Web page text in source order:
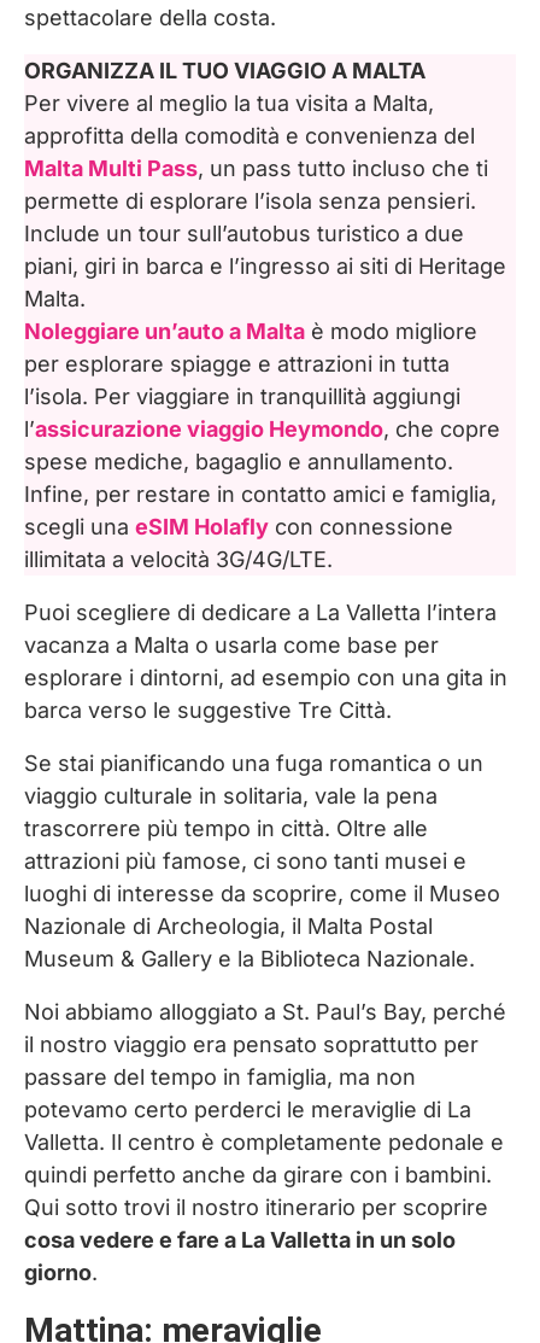
spettacolare della costa.
ORGANIZZA IL TUO VIAGGIO A MALTA
Per vivere al meglio la tua visita a Malta,
approfitta della comodità e convenienza del
Malta Multi Pass, un pass tutto incluso che ti
permette di esplorare l’isola senza pensieri.
Include un tour sull’autobus turistico a due
piani, giri in barca e l’ingresso ai siti di Heritage
Malta.
Noleggiare un’auto a Malta è modo migliore
per esplorare spiagge e attrazioni in tutta
l’isola. Per viaggiare in tranquillità aggiungi
l’assicurazione viaggio Heymondo, che copre
spese mediche, bagaglio e annullamento.
Infine, per restare in contatto amici e famiglia,
scegli una eSIM Holafly con connessione
illimitata a velocità 3G/4G/LTE.
Puoi scegliere di dedicare a La Valletta l’intera
vacanza a Malta o usarla come base per
esplorare i dintorni, ad esempio con una gita in
barca verso le suggestive Tre Città.
Se stai pianificando una fuga romantica o un
viaggio culturale in solitaria, vale la pena
trascorrere più tempo in città. Oltre alle
attrazioni più famose, ci sono tanti musei e
luoghi di interesse da scoprire, come il Museo
Nazionale di Archeologia, il Malta Postal
Museum & Gallery e la Biblioteca Nazionale.
Noi abbiamo alloggiato a St. Paul’s Bay, perché
il nostro viaggio era pensato soprattutto per
passare del tempo in famiglia, ma non
potevamo certo perderci le meraviglie di La
Valletta. Il centro è completamente pedonale e
quindi perfetto anche da girare con i bambini.
Qui sotto trovi il nostro itinerario per scoprire
cosa vedere e fare a La Valletta in un solo
giorno.
Mattina: meraviglie